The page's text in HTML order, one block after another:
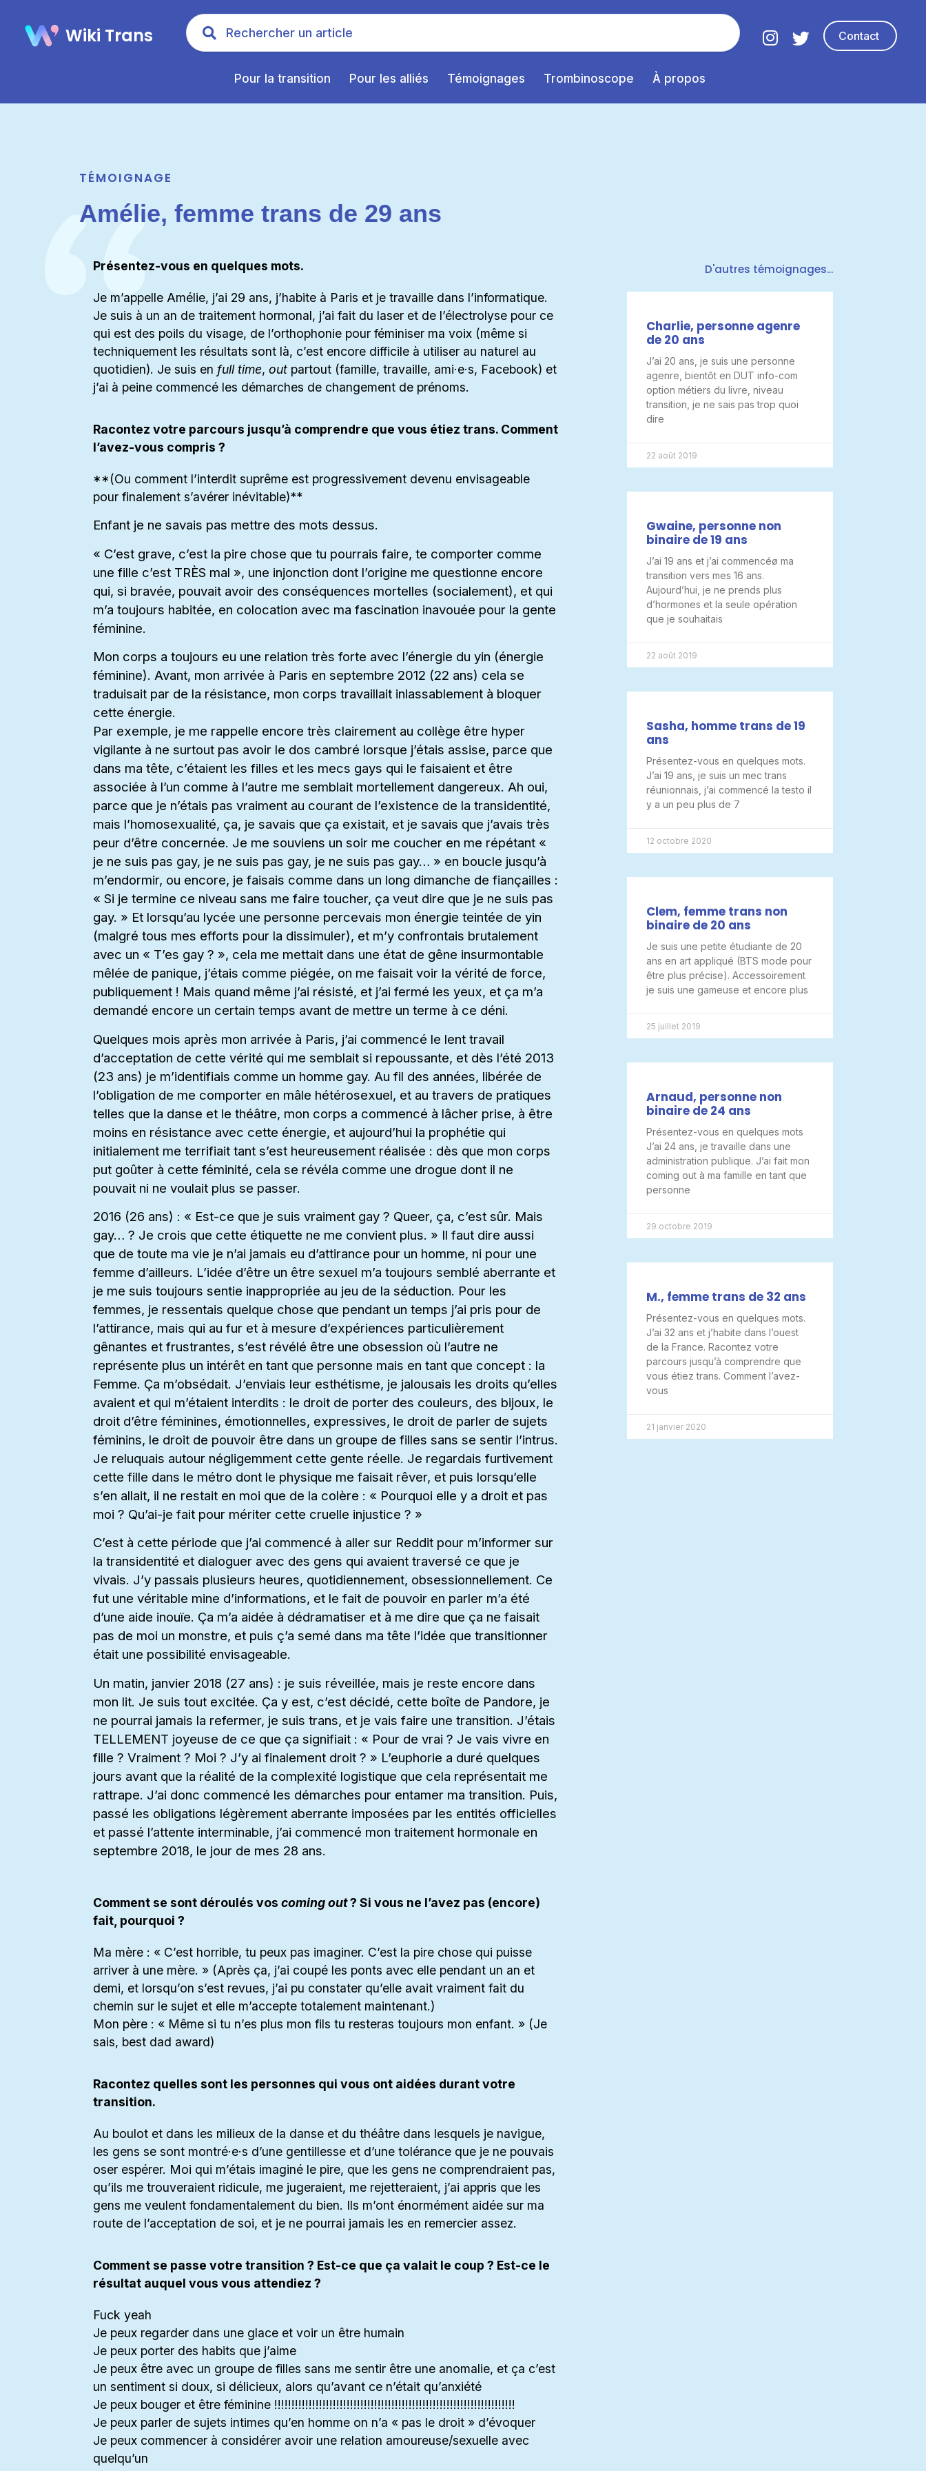
Wiki Trans Contact
Pour la transition Pour les alliés Témoignages Trombinoscope À propos
TÉMOIGNAGE
Amélie, femme trans de 29 ans
Présentez-vous en quelques mots.
Je m’appelle Amélie, j’ai 29 ans, j’habite à Paris et je travaille dans l’informatique.
Je suis à un an de traitement hormonal, j’ai fait du laser et de l’électrolyse pour ce
qui est des poils du visage, de l’orthophonie pour féminiser ma voix (même si
techniquement les résultats sont là, c’est encore difficile à utiliser au naturel au
quotidien). Je suis en full time, outpartout (famille, travaille, ami·e·s, Facebook) et
j’ai à peine commencé les démarches de changement de prénoms.
Racontez votre parcours jusqu’à comprendre que vous étiez trans. Comment
l’avez-vous compris ?
**(Ou comment l’interdit suprême est progressivement devenu envisageable
pour finalement s’avérer inévitable)**
Enfant je ne savais pas mettre des mots dessus.
« C’est grave, c’est la pire chose que tu pourrais faire, te comporter comme
une fille c’est TRÈS mal », une injonction dont l’origine me questionne encore
qui, si bravée, pouvait avoir des conséquences mortelles (socialement), et qui
m’a toujours habitée, en colocation avec ma fascination inavouée pour la gente
féminine.
Mon corps a toujours eu une relation très forte avec l’énergie du yin (énergie
féminine). Avant, mon arrivée à Paris en septembre 2012 (22 ans) cela se
traduisait par de la résistance, mon corps travaillait inlassablement à bloquer
cette énergie.
Par exemple, je me rappelle encore très clairement au collège être hyper
vigilante à ne surtout pas avoir le dos cambré lorsque j’étais assise, parce que
dans ma tête, c’étaient les filles et les mecs gays qui le faisaient et être
associée à l’un comme à l’autre me semblait mortellement dangereux. Ah oui,
parce que je n’étais pas vraiment au courant de l’existence de la transidentité,
mais l’homosexualité, ça, je savais que ça existait, et je savais que j’avais très
peur d’être concernée. Je me souviens un soir me coucher en me répétant «
je ne suis pas gay, je ne suis pas gay, je ne suis pas gay… » en boucle jusqu’à
m’endormir, ou encore, je faisais comme dans un long dimanche de fiançailles :
« Si je termine ce niveau sans me faire toucher, ça veut dire que je ne suis pas
gay. » Et lorsqu’au lycée une personne percevais mon énergie teintée de yin
(malgré tous mes efforts pour la dissimuler), et m’y confrontais brutalement
avec un « T’es gay ? », cela me mettait dans une état de gêne insurmontable
mêlée de panique, j’étais comme piégée, on me faisait voir la vérité de force,
publiquement ! Mais quand même j’ai résisté, et j’ai fermé les yeux, et ça m’a
demandé encore un certain temps avant de mettre un terme à ce déni.
Quelques mois après mon arrivée à Paris, j’ai commencé le lent travail
d’acceptation de cette vérité qui me semblait si repoussante, et dès l’été 2013
(23 ans) je m’identifiais comme un homme gay. Au fil des années, libérée de
l’obligation de me comporter en mâle hétérosexuel, et au travers de pratiques
telles que la danse et le théâtre, mon corps a commencé à lâcher prise, à être
moins en résistance avec cette énergie, et aujourd’hui la prophétie qui
initialement me terrifiait tant s’est heureusement réalisée : dès que mon corps
put goûter à cette féminité, cela se révéla comme une drogue dont il ne
pouvait ni ne voulait plus se passer.
2016 (26 ans) : « Est-ce que je suis vraiment gay ? Queer, ça, c’est sûr. Mais
gay… ? Je crois que cette étiquette ne me convient plus. » Il faut dire aussi
que de toute ma vie je n’ai jamais eu d’attirance pour un homme, ni pour une
femme d’ailleurs. L’idée d’être un être sexuel m’a toujours semblé aberrante et
je me suis toujours sentie inappropriée au jeu de la séduction. Pour les
femmes, je ressentais quelque chose que pendant un temps j’ai pris pour de
l’attirance, mais qui au fur et à mesure d’expériences particulièrement
gênantes et frustrantes, s’est révélé être une obsession où l’autre ne
représente plus un intérêt en tant que personne mais en tant que concept : la
Femme. Ça m’obsédait. J’enviais leur esthétisme, je jalousais les droits qu’elles
avaient et qui m’étaient interdits : le droit de porter des couleurs, des bijoux, le
droit d’être féminines, émotionnelles, expressives, le droit de parler de sujets
féminins, le droit de pouvoir être dans un groupe de filles sans se sentir l’intrus.
Je reluquais autour négligemment cette gente réelle. Je regardais furtivement
cette fille dans le métro dont le physique me faisait rêver, et puis lorsqu’elle
s’en allait, il ne restait en moi que de la colère : « Pourquoi elle y a droit et pas
moi ? Qu’ai-je fait pour mériter cette cruelle injustice ? »
C’est à cette période que j’ai commencé à aller sur Reddit pour m’informer sur
la transidentité et dialoguer avec des gens qui avaient traversé ce que je
vivais. J’y passais plusieurs heures, quotidiennement, obsessionnellement. Ce
fut une véritable mine d’informations, et le fait de pouvoir en parler m’a été
d’une aide inouïe. Ça m’a aidée à dédramatiser et à me dire que ça ne faisait
pas de moi un monstre, et puis ç’a semé dans ma tête l’idée que transitionner
était une possibilité envisageable.
Un matin, janvier 2018 (27 ans) : je suis réveillée, mais je reste encore dans
mon lit. Je suis tout excitée. Ça y est, c’est décidé, cette boîte de Pandore, je
ne pourrai jamais la refermer, je suis trans, et je vais faire une transition. J’étais
TELLEMENT joyeuse de ce que ça signifiait : « Pour de vrai ? Je vais vivre en
fille ? Vraiment ? Moi ? J’y ai finalement droit ? » L’euphorie a duré quelques
jours avant que la réalité de la complexité logistique que cela représentait me
rattrape. J’ai donc commencé les démarches pour entamer ma transition. Puis,
passé les obligations légèrement aberrante imposées par les entités officielles
et passé l’attente interminable, j’ai commencé mon traitement hormonale en
septembre 2018, le jour de mes 28 ans.
Comment se sont déroulés vos coming out? Si vous ne l’avez pas (encore)
fait, pourquoi ?
Ma mère : « C’est horrible, tu peux pas imaginer. C’est la pire chose qui puisse
arriver à une mère. » (Après ça, j’ai coupé les ponts avec elle pendant un an et
demi, et lorsqu’on s’est revues, j’ai pu constater qu’elle avait vraiment fait du
chemin sur le sujet et elle m’accepte totalement maintenant.)
Mon père : « Même si tu n’es plus mon fils tu resteras toujours mon enfant. » (Je
sais, best dad award)
Racontez quelles sont les personnes qui vous ont aidées durant votre
transition.
Au boulot et dans les milieux de la danse et du théâtre dans lesquels je navigue,
les gens se sont montré·e·s d’une gentillesse et d’une tolérance que je ne pouvais
oser espérer. Moi qui m’étais imaginé le pire, que les gens ne comprendraient pas,
qu’ils me trouveraient ridicule, me jugeraient, me rejetteraient, j’ai appris que les
gens me veulent fondamentalement du bien. Ils m’ont énormément aidée sur ma
route de l’acceptation de soi, et je ne pourrai jamais les en remercier assez.
Comment se passe votre transition ? Est-ce que ça valait le coup ? Est-ce le
résultat auquel vous vous attendiez ?
Fuck yeah
Je peux regarder dans une glace et voir un être humain
Je peux porter des habits que j’aime
Je peux être avec un groupe de filles sans me sentir être une anomalie, et ça c’est
un sentiment si doux, si délicieux, alors qu’avant ce n’était qu’anxiété
Je peux bouger et être féminine !!!!!!!!!!!!!!!!!!!!!!!!!!!!!!!!!!!!!!!!!!!!!!!!!!!!!!!!!!!!!!!!!!!!!!
Je peux parler de sujets intimes qu’en homme on n’a « pas le droit » d’évoquer
Je peux commencer à considérer avoir une relation amoureuse/sexuelle avec
quelqu’un
D'autres témoignages...
Charlie, personne agenre
de 20 ans
J’ai 20 ans, je suis une personne
agenre, bientôt en DUT info-com
option métiers du livre, niveau
transition, je ne sais pas trop quoi
dire
22 août 2019
Gwaine, personne non
binaire de 19 ans
J’ai 19 ans et j’ai commencéø ma
transition vers mes 16 ans.
Aujourd’hui, je ne prends plus
d’hormones et la seule opération
que je souhaitais
22 août 2019
Sasha, homme trans de 19
ans
Présentez-vous en quelques mots.
J’ai 19 ans, je suis un mec trans
réunionnais, j’ai commencé la testo il
y a un peu plus de 7
12 octobre 2020
Clem, femme trans non
binaire de 20 ans
Je suis une petite étudiante de 20
ans en art appliqué (BTS mode pour
être plus précise). Accessoirement
je suis une gameuse et encore plus
25 juillet 2019
Arnaud, personne non
binaire de 24 ans
Présentez-vous en quelques mots
J’ai 24 ans, je travaille dans une
administration publique. J’ai fait mon
coming out à ma famille en tant que
personne
29 octobre 2019
M., femme trans de 32 ans
Présentez-vous en quelques mots.
J’ai 32 ans et j’habite dans l’ouest
de la France. Racontez votre
parcours jusqu’à comprendre que
vous étiez trans. Comment l’avez-
vous
21 janvier 2020